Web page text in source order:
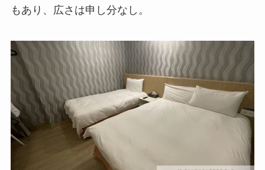
もあり、広さは申し分なし。